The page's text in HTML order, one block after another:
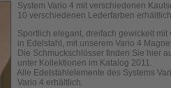
System Vario 4 mit verschiedenen
10 verschiedenen Lederfarben
Sportlich elegant, dreifach gewickelt mit
in Edelstahl, mit unserem Vario 4
Die Schmuckschlösser finden Sie hier
unter Kollektionen im Katalog 2011.
Alle Edelstahlelemente des Systems
Vario 4 erhältlich.